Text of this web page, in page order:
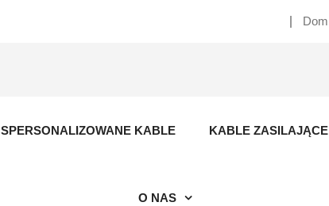
Dom
SPERSONALIZOWANE KABLE KABLE ZASILAJĄCE
O NAS